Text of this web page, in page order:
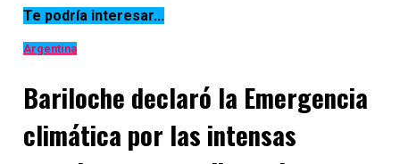
Entre los gremios que impulsan las medidas de fuerza
Confederación de Trabajadores de la Educación de la
representativos del sector. Desde la organización
señalaron que la situación económica afecta
directamente a los docentes y advirtieron que la falta
de respuestas concretas podría derivar en nuevas
Te podría interesar...
Argentina
Bariloche declaró la Emergencia
climática por las intensas